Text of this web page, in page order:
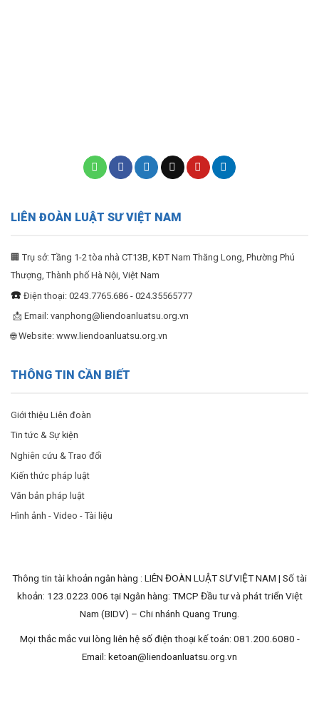
LIÊN ĐOÀN LUẬT SƯ VIỆT NAM
🏢 Trụ sở: Tầng 1-2 tòa nhà CT13B, KĐT Nam Thăng Long, Phường Phú
Thượng, Thành phố Hà Nội, Việt Nam
☎️ Điện thoại: 0243.7765.686 - 024.35565777
📩 Email: vanphong@liendoanluatsu.org.vn
🌐 Website: www.liendoanluatsu.org.vn
THÔNG TIN CẦN BIẾT
Giới thiệu Liên đoàn
Tin tức & Sự kiện
Nghiên cứu & Trao đổi
Kiến thức pháp luật
Văn bản pháp luật
Hình ảnh - Video - Tài liệu
Thông tin tài khoản ngân hàng : LIÊN ĐOÀN LUẬT SƯ VIỆT NAM | Số tài
khoản: 123.0223.006 tại Ngân hàng: TMCP Đầu tư và phát triển Việt
Nam (BIDV) – Chi nhánh Quang Trung.
Mọi thắc mắc vui lòng liên hệ số điện thoại kế toán: 081.200.6080 -
Email: ketoan@liendoanluatsu.org.vn